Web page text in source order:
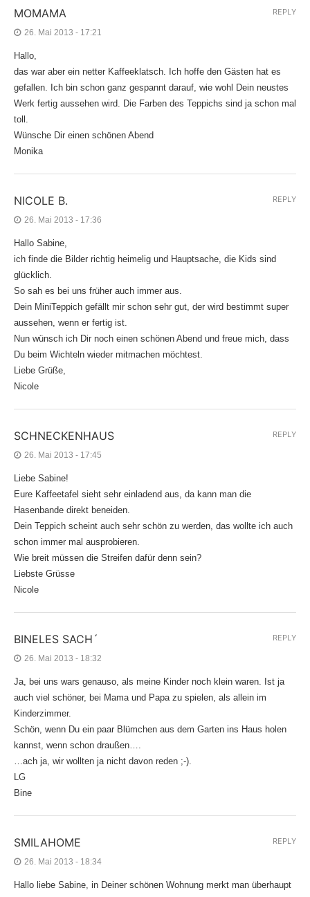
MOMAMA
26. Mai 2013 - 17:21
Hallo,
das war aber ein netter Kaffeeklatsch. Ich hoffe den Gästen hat es
gefallen. Ich bin schon ganz gespannt darauf, wie wohl Dein neustes
Werk fertig aussehen wird. Die Farben des Teppichs sind ja schon mal
toll.
Wünsche Dir einen schönen Abend
Monika
REPLY
NICOLE B.
26. Mai 2013 - 17:36
Hallo Sabine,
ich finde die Bilder richtig heimelig und Hauptsache, die Kids sind
glücklich.
So sah es bei uns früher auch immer aus.
Dein MiniTeppich gefällt mir schon sehr gut, der wird bestimmt super
aussehen, wenn er fertig ist.
Nun wünsch ich Dir noch einen schönen Abend und freue mich, dass
Du beim Wichteln wieder mitmachen möchtest.
Liebe Grüße,
Nicole
REPLY
SCHNECKENHAUS
26. Mai 2013 - 17:45
Liebe Sabine!
Eure Kaffeetafel sieht sehr einladend aus, da kann man die
Hasenbande direkt beneiden.
Dein Teppich scheint auch sehr schön zu werden, das wollte ich auch
schon immer mal ausprobieren.
Wie breit müssen die Streifen dafür denn sein?
Liebste Grüsse
Nicole
REPLY
BINELES SACH´
26. Mai 2013 - 18:32
Ja, bei uns wars genauso, als meine Kinder noch klein waren. Ist ja
auch viel schöner, bei Mama und Papa zu spielen, als allein im
Kinderzimmer.
Schön, wenn Du ein paar Blümchen aus dem Garten ins Haus holen
kannst, wenn schon draußen….
…ach ja, wir wollten ja nicht davon reden ;-).
LG
Bine
REPLY
SMILAHOME
26. Mai 2013 - 18:34
Hallo liebe Sabine, in Deiner schönen Wohnung merkt man überhaupt
REPLY